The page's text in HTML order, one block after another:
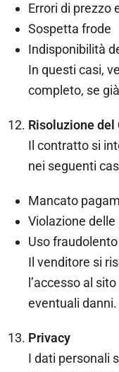
Errori di prezzo
Sospetta frode
Indisponibilità
In questi casi,
completo, se
Risoluzione del
Il contratto si
nei seguenti
Mancato
Violazione
Uso
Il venditore si
l’accesso al
eventuali danni.
Privacy
I dati personali